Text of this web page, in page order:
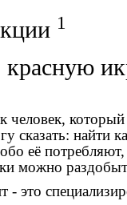
1
красную
человек,
сказать: найти
её
можно
- это